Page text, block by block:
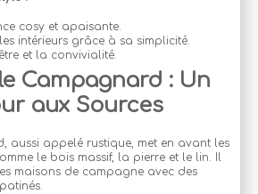
cosy et apaisante.
intérieurs grâce à sa simplicité.
et la convivialité.
Campagnard : Un
aux Sources
aussi appelé rustique, met en avant les
le bois massif, la pierre et le lin. Il
maisons de campagne avec des